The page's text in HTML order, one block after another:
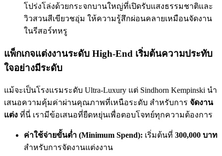
โปร่งโล่งด้วยกระจกบานใหญ่ที่เปิดรับแสงธรรมชาติและ
วิวสวนสีเขียวชอุ่ม ให้ความรู้สึกผ่อนคลายเหมือนจัดงาน
ในรีสอร์ทหรู
แพ็กเกจแต่งงานระดับ High-End เริ่มต้นความประทับ
ใจอย่างมีระดับ
แม้จะเป็นโรงแรมระดับ Ultra-Luxury แต่ Sindhorn Kempinski นำ
เสนอความคุ้มค่าผ่านคุณภาพที่เหนือระดับ สำหรับการ จัดงาน
แต่ง ที่นี่ เรามีข้อเสนอที่ยืดหยุ่นเพื่อตอบโจทย์ทุกความต้องการ
ค่าใช้จ่ายขั้นต่ำ (Minimum Spend): เริ่มต้นที่ 300,000 บาท
สำหรับการจัดงานแต่งงาน